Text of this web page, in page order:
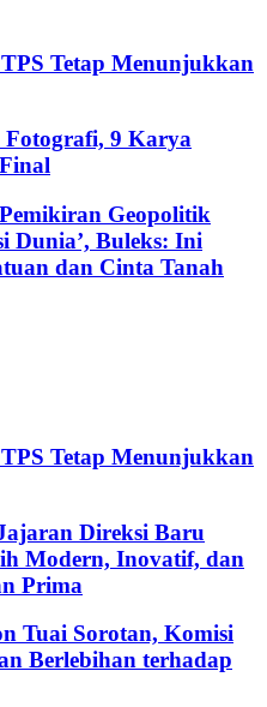
Tetap Menunjukkan
Fotografi, 9 Karya
Geopolitik
Dunia’, Buleks: Ini
dan Cinta Tanah
Tetap Menunjukkan
Direksi Baru
Modern, Inovatif, dan
Prima
Tuai Sorotan, Komisi
Berlebihan terhadap